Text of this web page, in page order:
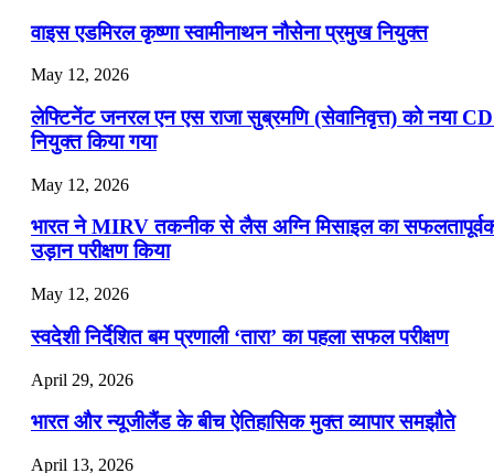
वाइस एडमिरल कृष्णा स्वामीनाथन नौसेना प्रमुख नियुक्त
May 12, 2026
लेफ्टिनेंट जनरल एन एस राजा सुब्रमणि (सेवानिवृत्त) को नया
नियुक्त किया गया
May 12, 2026
भारत ने MIRV तकनीक से लैस अग्नि मिसाइल का
उड़ान परीक्षण किया
May 12, 2026
स्वदेशी निर्देशित बम प्रणाली ‘तारा’ का पहला सफल परीक्षण
April 29, 2026
भारत और न्यूजीलैंड के बीच ऐतिहासिक मुक्त व्यापार समझौते
April 13, 2026